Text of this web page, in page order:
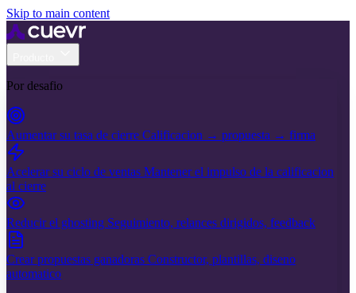
Skip to main content
Por desafio
Aumentar su tasa de cierre Calificacion → propuesta → firma
Acelerar su ciclo de ventas Mantener el impulso de la calificacion
al cierre
Reducir el ghosting Seguimiento, relances dirigidos, feedback
Crear propuestas ganadoras Constructor, plantillas, diseno
automatico